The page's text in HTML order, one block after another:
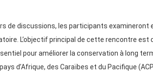
de discussions, les participants
L’objectif principal de cette rencontre est
pour améliorer la conservation à long
d’Afrique, des Caraïbes et du Pacifique